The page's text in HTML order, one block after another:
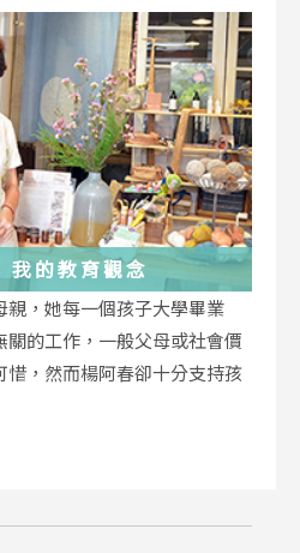
HerWay－楊阿春 我的教育觀念
，她每一個孩子大學畢業
的工作，一般父母或社會價
，然而楊阿春卻十分支持孩